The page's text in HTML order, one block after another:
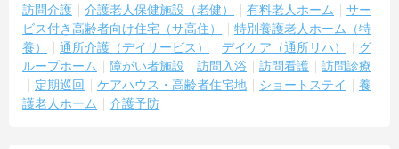
訪問介護 介護老人保健施設（老健） 有料老人ホーム
サー
ビス付き高齢者向け住宅（サ高住）
特別養護老人ホーム（特
養）
通所介護（デイサービス） デイケア（通所リハ）
グ
ループホーム
障がい者施設 訪問入浴 訪問看護
訪問診療
定期巡回
ケアハウス・高齢者住宅地 ショートステイ
養
護老人ホーム
介護予防